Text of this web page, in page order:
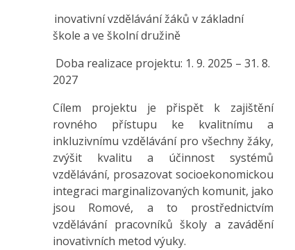
inovativní vzdělávání žáků v základní
škole a ve školní družině
Doba realizace projektu: 1. 9. 2025 – 31. 8.
2027
Cílem projektu je přispět k zajištění
rovného přístupu ke kvalitnímu a
inkluzivnímu vzdělávání pro všechny žáky,
zvýšit kvalitu a účinnost systémů
vzdělávání, prosazovat socioekonomickou
integraci marginalizovaných komunit, jako
jsou Romové, a to prostřednictvím
vzdělávání pracovníků školy a zavádění
inovativních metod výuky.